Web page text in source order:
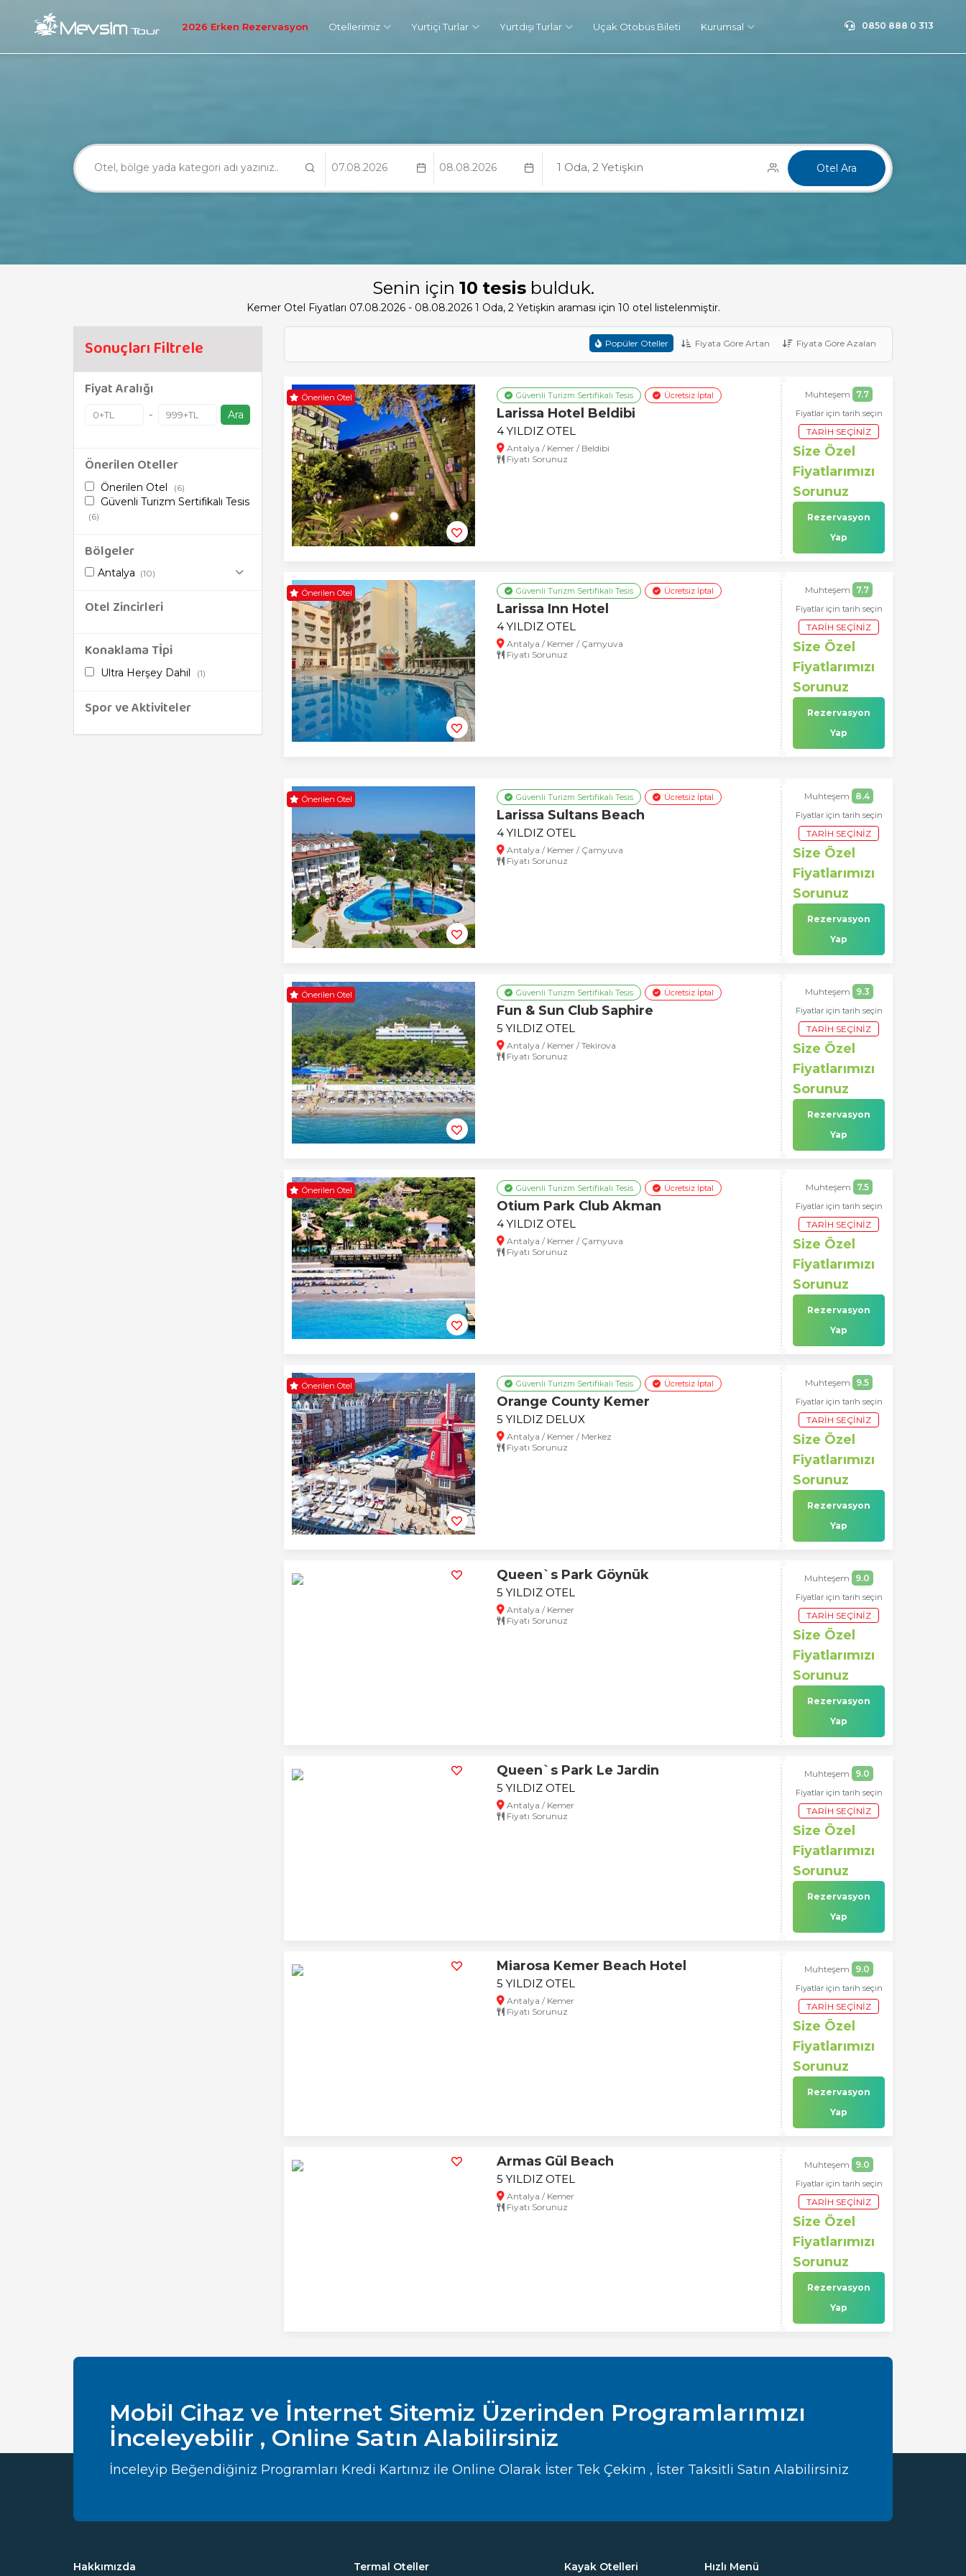
2026 Erken Rezervasyon Otellerimiz Yurtiçi Turlar Yurtdışı Turlar Uçak Otobüs Bileti Kurumsal 0850 888 0 313
1 Oda, 2 Yetişkin Otel Ara
Senin için 10 tesisbulduk.
Kemer Otel Fiyatları 07.08.2026 - 08.08.2026 1 Oda, 2Yetişkin araması için 10 otel listelenmiştir.
Sonuçları Filtrele
Fiyat Aralığı
- Ara
Önerilen Oteller
Önerilen Otel (6)
Güvenli Turizm Sertifikalı Tesis
(6)
Bölgeler
Antalya (10)
Otel Zincirleri
Konaklama Tİpi
Ultra Herşey Dahil (1)
Spor ve Aktiviteler
Popüler Oteller Fiyata Göre Artan Fiyata Göre Azalan
Önerilen Otel Güvenli Turizm Sertifikalı Tesis Ücretsiz İptal
Larissa Hotel Beldibi
4 YILDIZ OTEL
Antalya / Kemer / Beldibi
Fiyatı Sorunuz
Muhteşem 7.7
Fiyatlar için tarih seçin
TARIH SEÇINIZ
Size Özel
Fiyatlarımızı
Sorunuz
Rezervasyon
Yap
Önerilen Otel Güvenli Turizm Sertifikalı Tesis Ücretsiz İptal
Larissa Inn Hotel
4 YILDIZ OTEL
Antalya / Kemer / Çamyuva
Fiyatı Sorunuz
Muhteşem 7.7
Fiyatlar için tarih seçin
TARIH SEÇINIZ
Size Özel
Fiyatlarımızı
Sorunuz
Rezervasyon
Yap
Önerilen Otel Güvenli Turizm Sertifikalı Tesis Ücretsiz İptal
Larissa Sultans Beach
4 YILDIZ OTEL
Antalya / Kemer / Çamyuva
Fiyatı Sorunuz
Muhteşem 8.4
Fiyatlar için tarih seçin
TARIH SEÇINIZ
Size Özel
Fiyatlarımızı
Sorunuz
Rezervasyon
Yap
Önerilen Otel Güvenli Turizm Sertifikalı Tesis Ücretsiz İptal
Fun & Sun Club Saphire
5 YILDIZ OTEL
Antalya / Kemer / Tekirova
Fiyatı Sorunuz
Muhteşem 9.3
Fiyatlar için tarih seçin
TARIH SEÇINIZ
Size Özel
Fiyatlarımızı
Sorunuz
Rezervasyon
Yap
Önerilen Otel Güvenli Turizm Sertifikalı Tesis Ücretsiz İptal
Otium Park Club Akman
4 YILDIZ OTEL
Antalya / Kemer / Çamyuva
Fiyatı Sorunuz
Muhteşem 7.5
Fiyatlar için tarih seçin
TARIH SEÇINIZ
Size Özel
Fiyatlarımızı
Sorunuz
Rezervasyon
Yap
Önerilen Otel Güvenli Turizm Sertifikalı Tesis Ücretsiz İptal
Orange County Kemer
5 YILDIZ DELUX
Antalya / Kemer / Merkez
Fiyatı Sorunuz
Muhteşem 9.5
Fiyatlar için tarih seçin
TARIH SEÇINIZ
Size Özel
Fiyatlarımızı
Sorunuz
Rezervasyon
Yap
Queen`s Park Göynük
5 YILDIZ OTEL
Antalya / Kemer
Fiyatı Sorunuz
Muhteşem 9.0
Fiyatlar için tarih seçin
TARIH SEÇINIZ
Size Özel
Fiyatlarımızı
Sorunuz
Rezervasyon
Yap
Queen`s Park Le Jardin
5 YILDIZ OTEL
Antalya / Kemer
Fiyatı Sorunuz
Muhteşem 9.0
Fiyatlar için tarih seçin
TARIH SEÇINIZ
Size Özel
Fiyatlarımızı
Sorunuz
Rezervasyon
Yap
Miarosa Kemer Beach Hotel
5 YILDIZ OTEL
Antalya / Kemer
Fiyatı Sorunuz
Muhteşem 9.0
Fiyatlar için tarih seçin
TARIH SEÇINIZ
Size Özel
Fiyatlarımızı
Sorunuz
Rezervasyon
Yap
Armas Gül Beach
5 YILDIZ OTEL
Antalya / Kemer
Fiyatı Sorunuz
Muhteşem 9.0
Fiyatlar için tarih seçin
TARIH SEÇINIZ
Size Özel
Fiyatlarımızı
Sorunuz
Rezervasyon
Yap
Mobil Cihaz ve İnternet Sitemiz Üzerinden Programlarımızı
İnceleyebilir , Online Satın Alabilirsiniz
İnceleyip Beğendiğiniz Programları Kredi Kartınız ile Online Olarak İster Tek Çekim , İster Taksitli Satın Alabilirsiniz
Hakkımızda Termal Oteller Kayak Otelleri Hızlı Menü